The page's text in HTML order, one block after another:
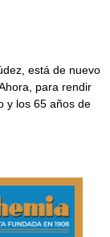
está de nuevo
para rendir
y los 65 años de